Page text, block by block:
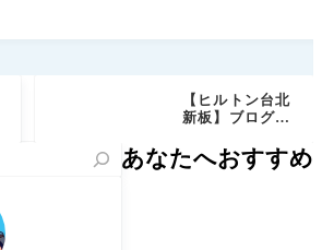
【ヒルトン台北
新板】ブログ宿
ィブラウンジ/ゴ
ールド+ダイヤ
あなたへおすすめ